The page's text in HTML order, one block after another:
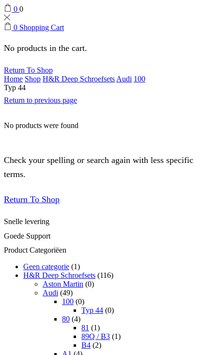
0 0
0 Shopping Cart
No products in the cart.
Return To Shop
Home Shop H&R Deep SchroefsetsAudi 100
Typ 44
Return to previous page
No products were found
Check your spelling or search again with less specific
terms.
Return To Shop
Snelle levering
Goede Support
Product Categoriëen
Geen categorie (1)
H&R Deep Schroefsets (116)
Aston Martin (0)
Audi (49)
100 (0)
Typ 44 (0)
80 (4)
81 (1)
89Q / B3 (1)
B4 (2)